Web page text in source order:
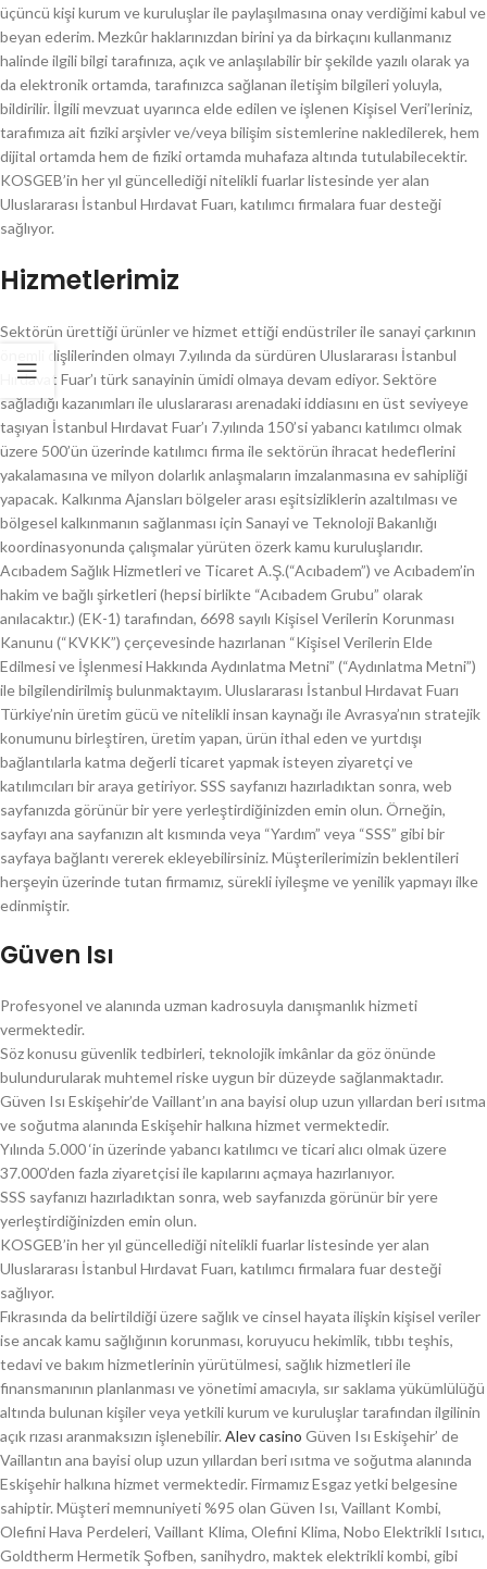
üçüncü kişi kurum ve kuruluşlar ile paylaşılmasına onay verdiğimi kabul ve
beyan ederim. Mezkûr haklarınızdan birini ya da birkaçını kullanmanız
halinde ilgili bilgi tarafınıza, açık ve anlaşılabilir bir şekilde yazılı olarak ya
da elektronik ortamda, tarafınızca sağlanan iletişim bilgileri yoluyla,
bildirilir. İlgili mevzuat uyarınca elde edilen ve işlenen Kişisel Veri’leriniz,
tarafımıza ait fiziki arşivler ve/veya bilişim sistemlerine nakledilerek, hem
dijital ortamda hem de fiziki ortamda muhafaza altında tutulabilecektir.
KOSGEB’in her yıl güncellediği nitelikli fuarlar listesinde yer alan
Uluslararası İstanbul Hırdavat Fuarı, katılımcı firmalara fuar desteği
sağlıyor.
Hizmetlerimiz
Sektörün ürettiği ürünler ve hizmet ettiği endüstriler ile sanayi çarkının
önemli dişlilerinden olmayı 7.yılında da sürdüren Uluslararası İstanbul
Hırdavat Fuar’ı türk sanayinin ümidi olmaya devam ediyor. Sektöre
sağladığı kazanımları ile uluslararası arenadaki iddiasını en üst seviyeye
taşıyan İstanbul Hırdavat Fuar’ı 7.yılında 150’si yabancı katılımcı olmak
üzere 500’ün üzerinde katılımcı firma ile sektörün ihracat hedeflerini
yakalamasına ve milyon dolarlık anlaşmaların imzalanmasına ev sahipliği
yapacak. Kalkınma Ajansları bölgeler arası eşitsizliklerin azaltılması ve
bölgesel kalkınmanın sağlanması için Sanayi ve Teknoloji Bakanlığı
koordinasyonunda çalışmalar yürüten özerk kamu kuruluşlarıdır.
Acıbadem Sağlık Hizmetleri ve Ticaret A.Ş.(“Acıbadem”) ve Acıbadem’in
hakim ve bağlı şirketleri (hepsi birlikte “Acıbadem Grubu” olarak
anılacaktır.) (EK-1) tarafından, 6698 sayılı Kişisel Verilerin Korunması
Kanunu (“KVKK”) çerçevesinde hazırlanan “Kişisel Verilerin Elde
Edilmesi ve İşlenmesi Hakkında Aydınlatma Metni” (“Aydınlatma Metni”)
ile bilgilendirilmiş bulunmaktayım. Uluslararası İstanbul Hırdavat Fuarı
Türkiye’nin üretim gücü ve nitelikli insan kaynağı ile Avrasya’nın stratejik
konumunu birleştiren, üretim yapan, ürün ithal eden ve yurtdışı
bağlantılarla katma değerli ticaret yapmak isteyen ziyaretçi ve
katılımcıları bir araya getiriyor. SSS sayfanızı hazırladıktan sonra, web
sayfanızda görünür bir yere yerleştirdiğinizden emin olun. Örneğin,
sayfayı ana sayfanızın alt kısmında veya “Yardım” veya “SSS” gibi bir
sayfaya bağlantı vererek ekleyebilirsiniz. Müşterilerimizin beklentileri
herşeyin üzerinde tutan firmamız, sürekli iyileşme ve yenilik yapmayı ilke
edinmiştir.
Güven Isı
Profesyonel ve alanında uzman kadrosuyla danışmanlık hizmeti
vermektedir.
Söz konusu güvenlik tedbirleri, teknolojik imkânlar da göz önünde
bulundurularak muhtemel riske uygun bir düzeyde sağlanmaktadır.
Güven Isı Eskişehir’de Vaillant’ın ana bayisi olup uzun yıllardan beri ısıtma
ve soğutma alanında Eskişehir halkına hizmet vermektedir.
Yılında 5.000 ‘in üzerinde yabancı katılımcı ve ticari alıcı olmak üzere
37.000’den fazla ziyaretçisi ile kapılarını açmaya hazırlanıyor.
SSS sayfanızı hazırladıktan sonra, web sayfanızda görünür bir yere
yerleştirdiğinizden emin olun.
KOSGEB’in her yıl güncellediği nitelikli fuarlar listesinde yer alan
Uluslararası İstanbul Hırdavat Fuarı, katılımcı firmalara fuar desteği
sağlıyor.
Fıkrasında da belirtildiği üzere sağlık ve cinsel hayata ilişkin kişisel veriler
ise ancak kamu sağlığının korunması, koruyucu hekimlik, tıbbı teşhis,
tedavi ve bakım hizmetlerinin yürütülmesi, sağlık hizmetleri ile
finansmanının planlanması ve yönetimi amacıyla, sır saklama yükümlülüğü
altında bulunan kişiler veya yetkili kurum ve kuruluşlar tarafından ilgilinin
açık rızası aranmaksızın işlenebilir. Alev casino Güven Isı Eskişehir’ de
Vaillantın ana bayisi olup uzun yıllardan beri ısıtma ve soğutma alanında
Eskişehir halkına hizmet vermektedir. Firmamız Esgaz yetki belgesine
sahiptir. Müşteri memnuniyeti %95 olan Güven Isı, Vaillant Kombi,
Olefini Hava Perdeleri, Vaillant Klima, Olefini Klima, Nobo Elektrikli Isıtıcı,
Goldtherm Hermetik Şofben, sanihydro, maktek elektrikli kombi, gibi